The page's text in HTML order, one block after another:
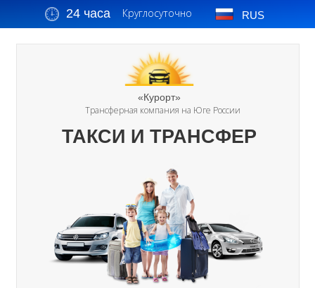
24 часа Круглосуточно RUS
«Курорт»
Трансферная компания на Юге России
ТАКСИ И ТРАНСФЕР